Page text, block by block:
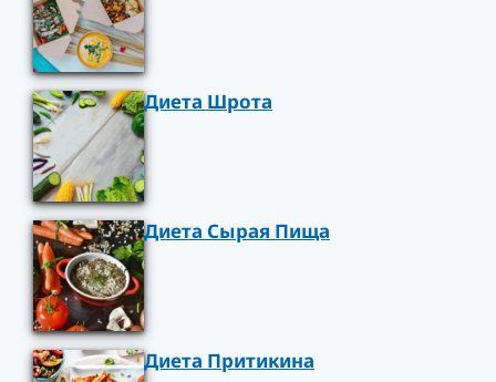
Диета Шрота
Диета Сырая Пища
Диета Притикина